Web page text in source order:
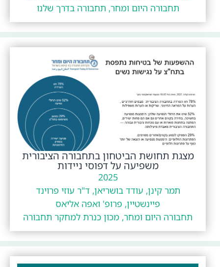
תחבורה היום ומחר, תחבורה בדרך שלנו
מצגת תחושת הביטחון בתחבורה הציבורית
משפיעה על דפוסי ניידות
2025
תמר קינן, עודד בושריאן, ד"ר עוזי פרוינד
פיינשטיין, פרופ' ואפה אליאס
תחבורה היום ומחר, מכון כנרת למחקר תחבורה